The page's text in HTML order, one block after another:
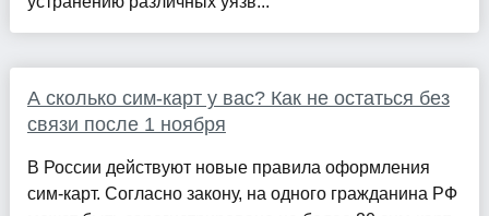
А сколько сим-карт у вас? Как не остаться без
связи после 1 ноября
В России действуют новые правила оформления
сим-карт. Согласно закону, на одного гражданина РФ